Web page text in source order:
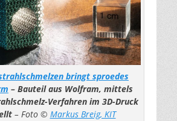
bringt sproedes
– Bauteil aus Wolfram, mittels
Verfahren im 3D-Druck
– Foto © Markus Breig, KIT